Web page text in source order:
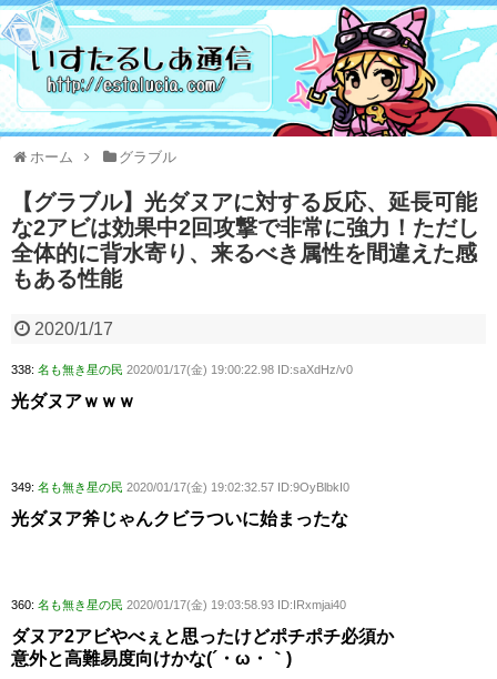
ホーム グラブル
【グラブル】光ダヌアに対する反応、延長可能
な2アビは効果中2回攻撃で非常に強力！ただし
全体的に背水寄り、来るべき属性を間違えた感
もある性能
2020/1/17
338: 名も無き星の民 2020/01/17(金) 19:00:22.98 ID:saXdHz/v0
光ダヌアｗｗｗ
349: 名も無き星の民 2020/01/17(金) 19:02:32.57 ID:9OyBlbkI0
光ダヌア斧じゃんクビラついに始まったな
360: 名も無き星の民 2020/01/17(金) 19:03:58.93 ID:IRxmjai40
ダヌア2アビやべぇと思ったけどポチポチ必須か
意外と高難易度向けかな(´・ω・｀)